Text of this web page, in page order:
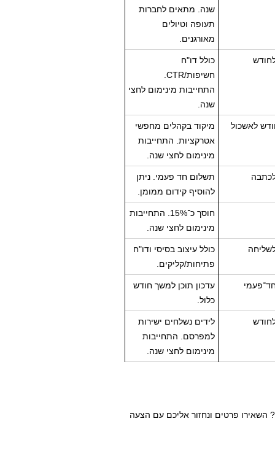
שנה. מתאים לחברות
תעופה וטיולים
מאורגנים.
כולל דו"ח
התחייבות מינימום לחצי
שנה.
לאשכול
מיקוד בקהלים מחפשי
אטרקציות. התחייבות
מינימום לחצי שנה.
תשלום חד פעמי. ניתן
להוסיף קידום ממומן.
חוסך כ־15%. התחייבות
מינימום לחצי שנה.
כולל עיצוב בסיסי ודו"ח
פתיחות/קליקים.
עדכון תוכן למשך חודש
כלול.
לידים נשלחים ישירות
למפרסם. התחייבות
מינימום לחצי שנה.
השאירו פרטים ונחזור אליכם עם הצעה